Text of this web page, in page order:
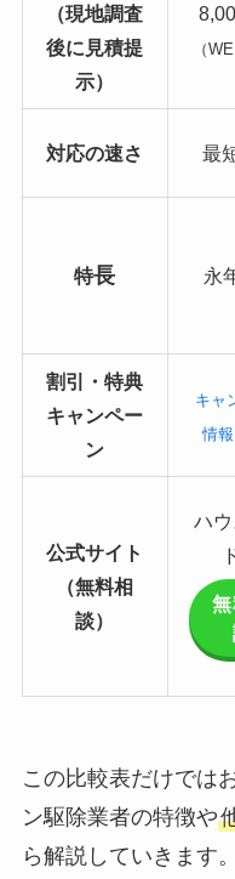
（現地調査
後に見積提
示）
（
対応の速さ 最
特長 永
割引・特典
キャンペー
ン
キャ
情
公式サイト
（無料相
談）
ハ
この比較表だけでは
ン駆除業者の特徴や
ら解説していきます。